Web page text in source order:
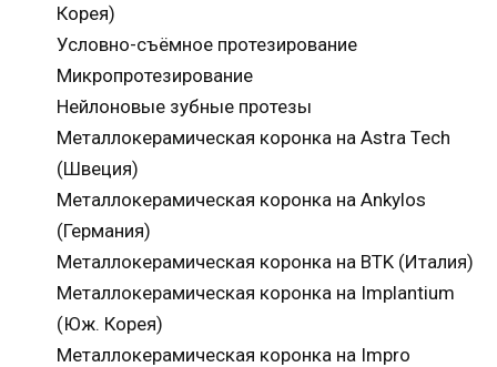
Корея)
Условно-съёмное протезирование
Микропротезирование
Нейлоновые зубные протезы
Металлокерамическая коронка на Astra Tech
(Швеция)
Металлокерамическая коронка на Ankylos
(Германия)
Металлокерамическая коронка на BTK (Италия)
Металлокерамическая коронка на Implantium
(Юж. Корея)
Металлокерамическая коронка на Impro